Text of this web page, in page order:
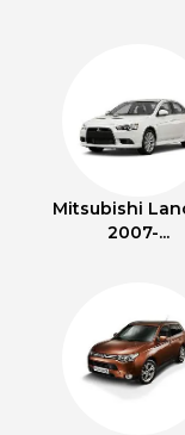
Mitsubishi
2007-...